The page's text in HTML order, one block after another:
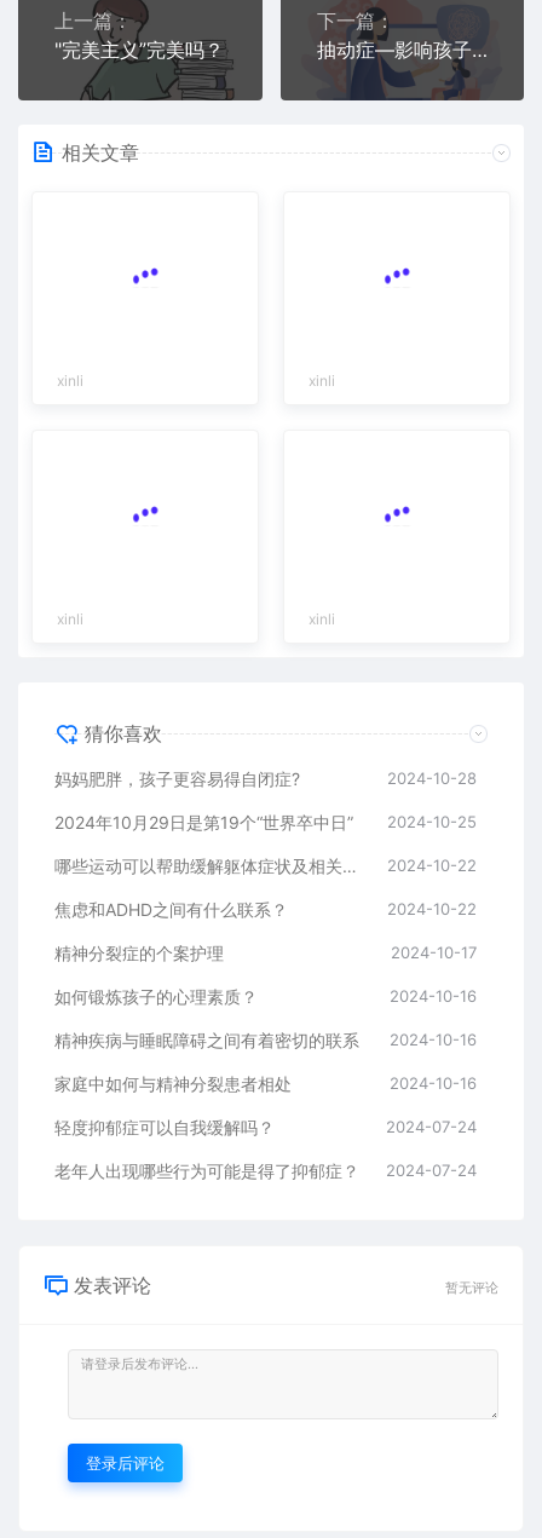
上一篇：
"完美主义”完美吗？
下一篇：
抽动症—影响孩子健康成长的新危机
相关文章
xinli xinli
xinli xinli
猜你喜欢
妈妈肥胖，孩子更容易得自闭症? 2024-10-28
2024年10月29日是第19个“世界卒中日” 2024-10-25
哪些运动可以帮助缓解躯体症状及相关障碍 2024-10-22
焦虑和ADHD之间有什么联系？ 2024-10-22
精神分裂症的个案护理 2024-10-17
如何锻炼孩子的心理素质？ 2024-10-16
精神疾病与睡眠障碍之间有着密切的联系 2024-10-16
家庭中如何与精神分裂患者相处 2024-10-16
轻度抑郁症可以自我缓解吗？ 2024-07-24
老年人出现哪些行为可能是得了抑郁症？ 2024-07-24
发表评论 暂无评论
登录后评论